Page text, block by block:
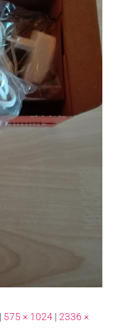
| 575 × 1024 | 2336 ×